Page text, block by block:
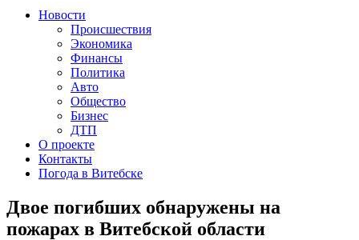
Новости
Происшествия
Экономика
Финансы
Политика
Авто
Общество
Бизнес
ДТП
О проекте
Контакты
Погода в Витебске
Двое погибших обнаружены на
пожарах в Витебской области